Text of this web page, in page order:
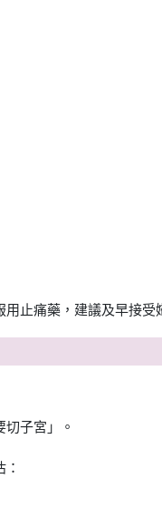
止痛藥，建議及早接受
子宮」。